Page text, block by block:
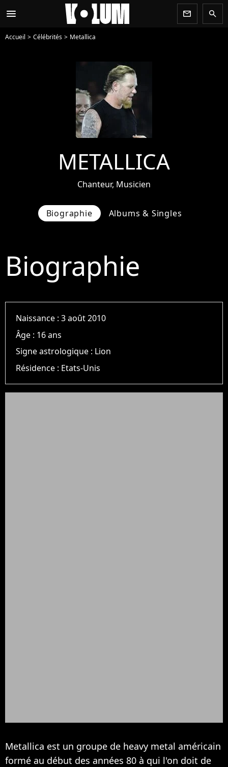
menu newsletter search
Accueil Célébrités Metallica
METALLICA
Chanteur, Musicien
Biographie Albums & Singles
Biographie
Naissance :3 août 2010
Âge : 16 ans
Signe astrologique : Lion
Résidence : Etats-Unis
Metallica est un groupe de heavy metal américain
formé au début des années 80 à qui l'on doit de